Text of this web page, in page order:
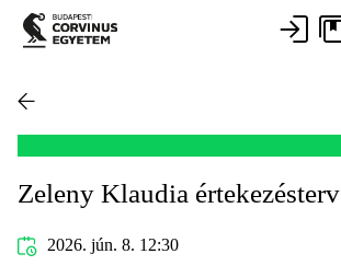
Zeleny Klaudia
2026. jún. 8. 12:30